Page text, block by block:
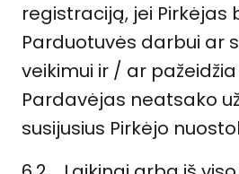
registraciją, jei
Parduotuvės darbui ar
veikimui ir / ar
Pardavėjas neatsako
susijusius Pirkėjo